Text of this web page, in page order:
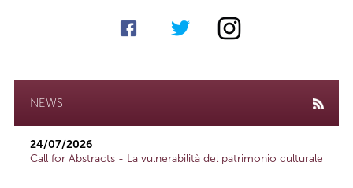
NEWS
24/07/2026
Call for Abstracts - La vulnerabilità del patrimonio culturale